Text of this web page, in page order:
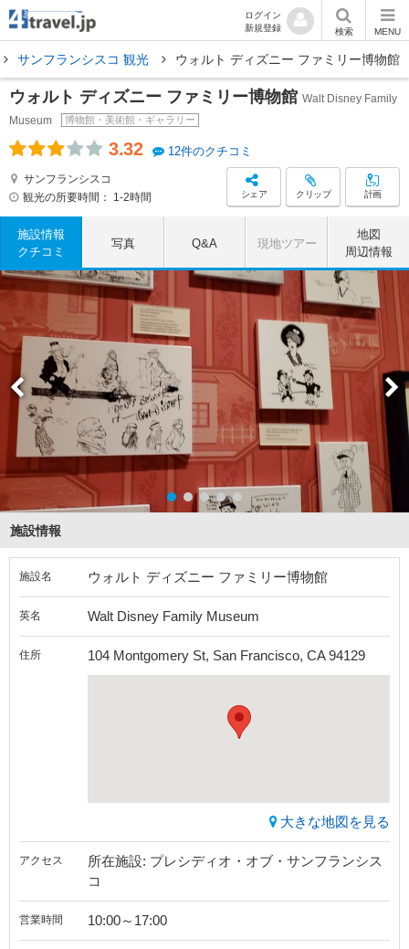
ログイン
新規登録
検索 MENU
サンフランシスコ 観光 ウォルト ディズニー ファミリー博物館
ウォルト ディズニー ファミリー博物館 Walt Disney Family
Museum
博物館・美術館・ギャラリー
3.32 12件のクチコミ
サンフランシスコ
観光の所要時間：
1-2時間 シェア クリップ 計画
施設情報
クチコミ
写真 Q&A 現地ツアー
地図
周辺情報
施設情報
施設名 ウォルト ディズニー ファミリー博物館
英名 Walt Disney Family Museum
住所 104 Montgomery St, San Francisco, CA 94129
大きな地図を見る
アクセス
所在施設: プレシディオ・オブ・サンフランシス
コ
営業時間 10:00～17:00